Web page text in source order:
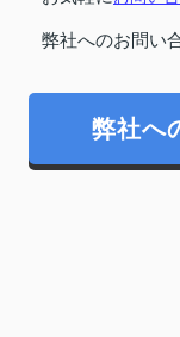
弊社へのお問い
弊社へ